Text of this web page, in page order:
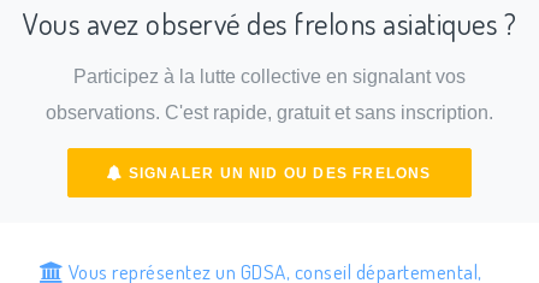
Vous avez observé des frelons asiatiques ?
Participez à la lutte collective en signalant vos
observations. C'est rapide, gratuit et sans inscription.
SIGNALER UN NID OU DES FRELONS
Vous représentez un GDSA, conseil départemental,